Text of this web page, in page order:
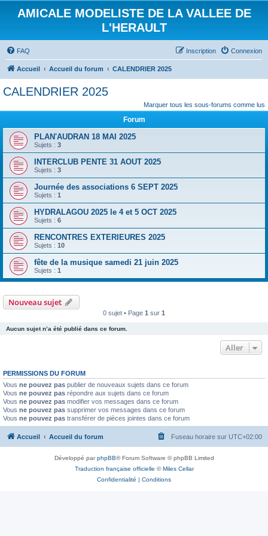
AMICALE MODELISTE DE LA VALLEE DE
L'HERAULT
FAQ Connexion
Inscription
Accueil Accueil du forum CALENDRIER 2025
CALENDRIER 2025
Marquer tous les sous-forums comme lus
Forum
PLAN'AUDRAN 18 MAI 2025
Sujets : 3
INTERCLUB PENTE 31 AOUT 2025
Sujets : 3
Journée des associations 6 SEPT 2025
Sujets : 1
HYDRALAGOU 2025 le 4 et 5 OCT 2025
Sujets : 6
RENCONTRES EXTERIEURES 2025
Sujets : 10
fête de la musique samedi 21 juin 2025
Sujets : 1
Nouveau sujet
0 sujet • Page 1 sur 1
Aucun sujet n’a été publié dans ce forum.
Aller
PERMISSIONS DU FORUM
Vous ne pouvez pas publier de nouveaux sujets dans ce forum
Vous ne pouvez pas répondre aux sujets dans ce forum
Vous ne pouvez pas modifier vos messages dans ce forum
Vous ne pouvez pas supprimer vos messages dans ce forum
Vous ne pouvez pas transférer de pièces jointes dans ce forum
Accueil Accueil du forum Fuseau horaire sur UTC+02:00
Développé parphpBB® Forum Software © phpBB Limited
Traduction française officielle ©Miles Cellar
Confidentialité | Conditions